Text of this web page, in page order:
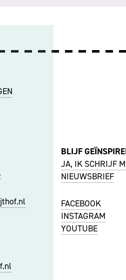
BLIJF
JA, IK SCHRIJF
NIEUWSBRIEF
FACEBOOK
INSTAGRAM
YOUTUBE